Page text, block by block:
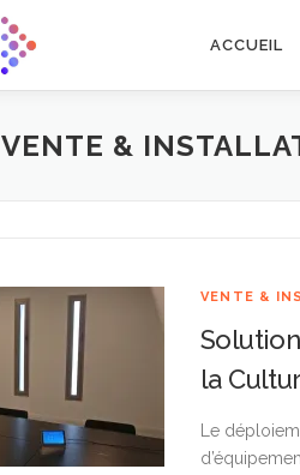
ACCUEIL
VENTE &
VENTE &
la
Le